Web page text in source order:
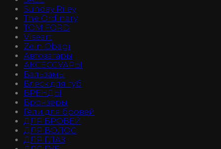
Sunday Riley
The Ordinary
TOM FORD
Viseart
Zein Obagi
Автозагары
АКСЕССУАРЫ
Бальзамы
Блеск для губ
БРЕНДЫ
Бронзеры
Гели для бровей
ДЛЯ БРОВЕЙ
ДЛЯ ВОЛОС
ДЛЯ ГЛАЗ